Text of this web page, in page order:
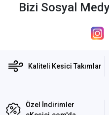
Bizi Sosyal
Kaliteli Kesici Takımlar
Özel İndirimler